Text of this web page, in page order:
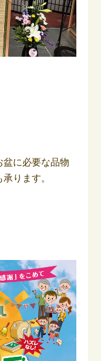
盆に必要な品物
ります。